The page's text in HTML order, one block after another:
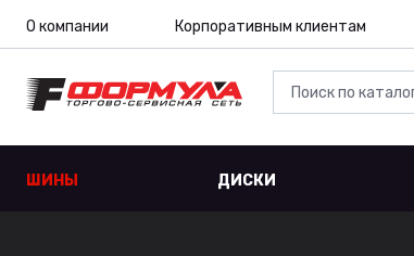
О компании Корпоративным клиентам
ШИНЫ ДИСКИ